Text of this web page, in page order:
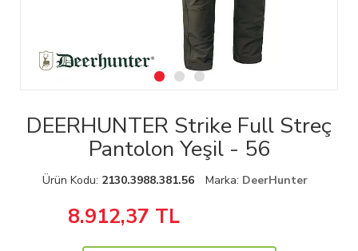
DEERHUNTER Strike Full Streç
Pantolon Yeşil - 56
Ürün Kodu: 2130.3988.381.56 Marka: DeerHunter
8.912,37 TL